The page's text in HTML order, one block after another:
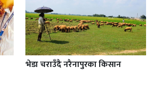
भेडा चराउँदै नरैनापुरका किसान